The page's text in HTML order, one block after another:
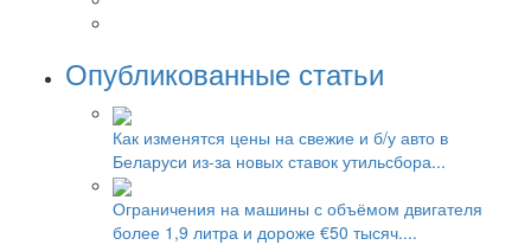
Опубликованные статьи
Как изменятся цены на свежие и б/у авто в
Беларуси из-за новых ставок утильсбора...
Ограничения на машины с объёмом двигателя
более 1,9 литра и дороже €50 тысяч....